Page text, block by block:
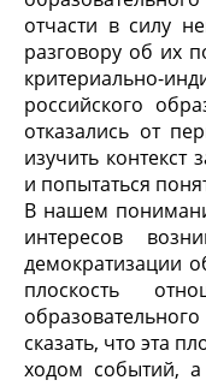
отчасти в силу
разговору об их
критериально-
российского
отказались от
изучить контекст
и попытаться
В нашем
интересов
демократизации
плоскость
сказать, что эта
ходом событий,